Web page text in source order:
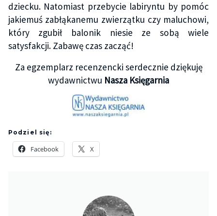
dziecku. Natomiast przebycie labiryntu by pomóc
jakiemuś zabłąkanemu zwierzątku czy maluchowi,
który zgubił balonik niesie ze sobą wiele
satysfakcji. Zabawę czas zacząć!
Za egzemplarz recenzencki serdecznie dziękuję
wydawnictwu Nasza Księgarnia
Podziel się:
Facebook X